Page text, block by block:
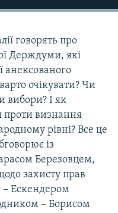
говорять про
Держдуми, які
анексованого
очікувати? Чи
вибори? І як
проти визнання
рівні? Все це
із
Березовцем,
захисту прав
– Ескендером
– Борисом